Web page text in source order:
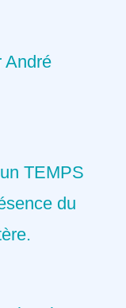
André
TEMPS
du